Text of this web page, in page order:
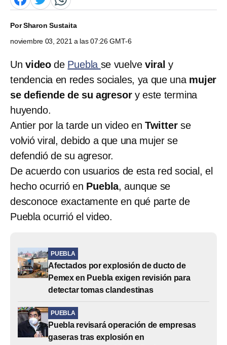
PorSharon Sustaita
noviembre 03, 2021 a las 07:26 GMT-6
Un video de Puebla se vuelveviral y
tendencia en redes sociales, ya que una mujer
se defiende de su agresory este termina
huyendo.
Antier por la tarde un video en Twitterse
volvió viral, debido a que una mujer se
defendió de su agresor.
De acuerdo con usuarios de esta red social, el
hecho ocurrió en Puebla, aunque se
desconoce exactamente en qué parte de
Puebla ocurrió el video.
PUEBLA
Afectados por explosión de ducto de
Pemex en Puebla exigen revisión para
detectar tomas clandestinas
PUEBLA
Puebla revisará operación de empresas
gaseras tras explosión en